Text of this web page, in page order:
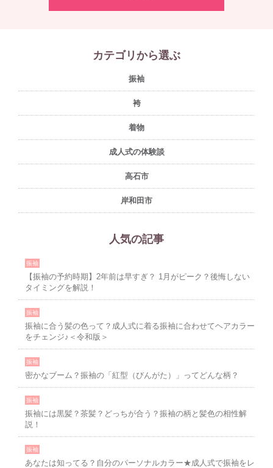
カテゴリから選ぶ
振袖
袴
着物
成人式の体験談
高石市
岸和田市
人気の記事
振袖
【振袖の予約時期】2年前は早すぎ？ 1月がピーク？後悔しない
タイミングを解説！
振袖
振袖に合う髪の色って？成人式に着る振袖に合わせてヘアカラー
をチェンジ♪＜令和版＞
振袖
密かなブーム？振袖の「紅型（びんがた）」ってどんな柄？
振袖
振袖には黒髪？茶髪？どっちが合う？振袖の柄と髪色の相性解
説！
振袖
あなたは知ってる？自分のパーソナルカラー★成人式で振袖をレ